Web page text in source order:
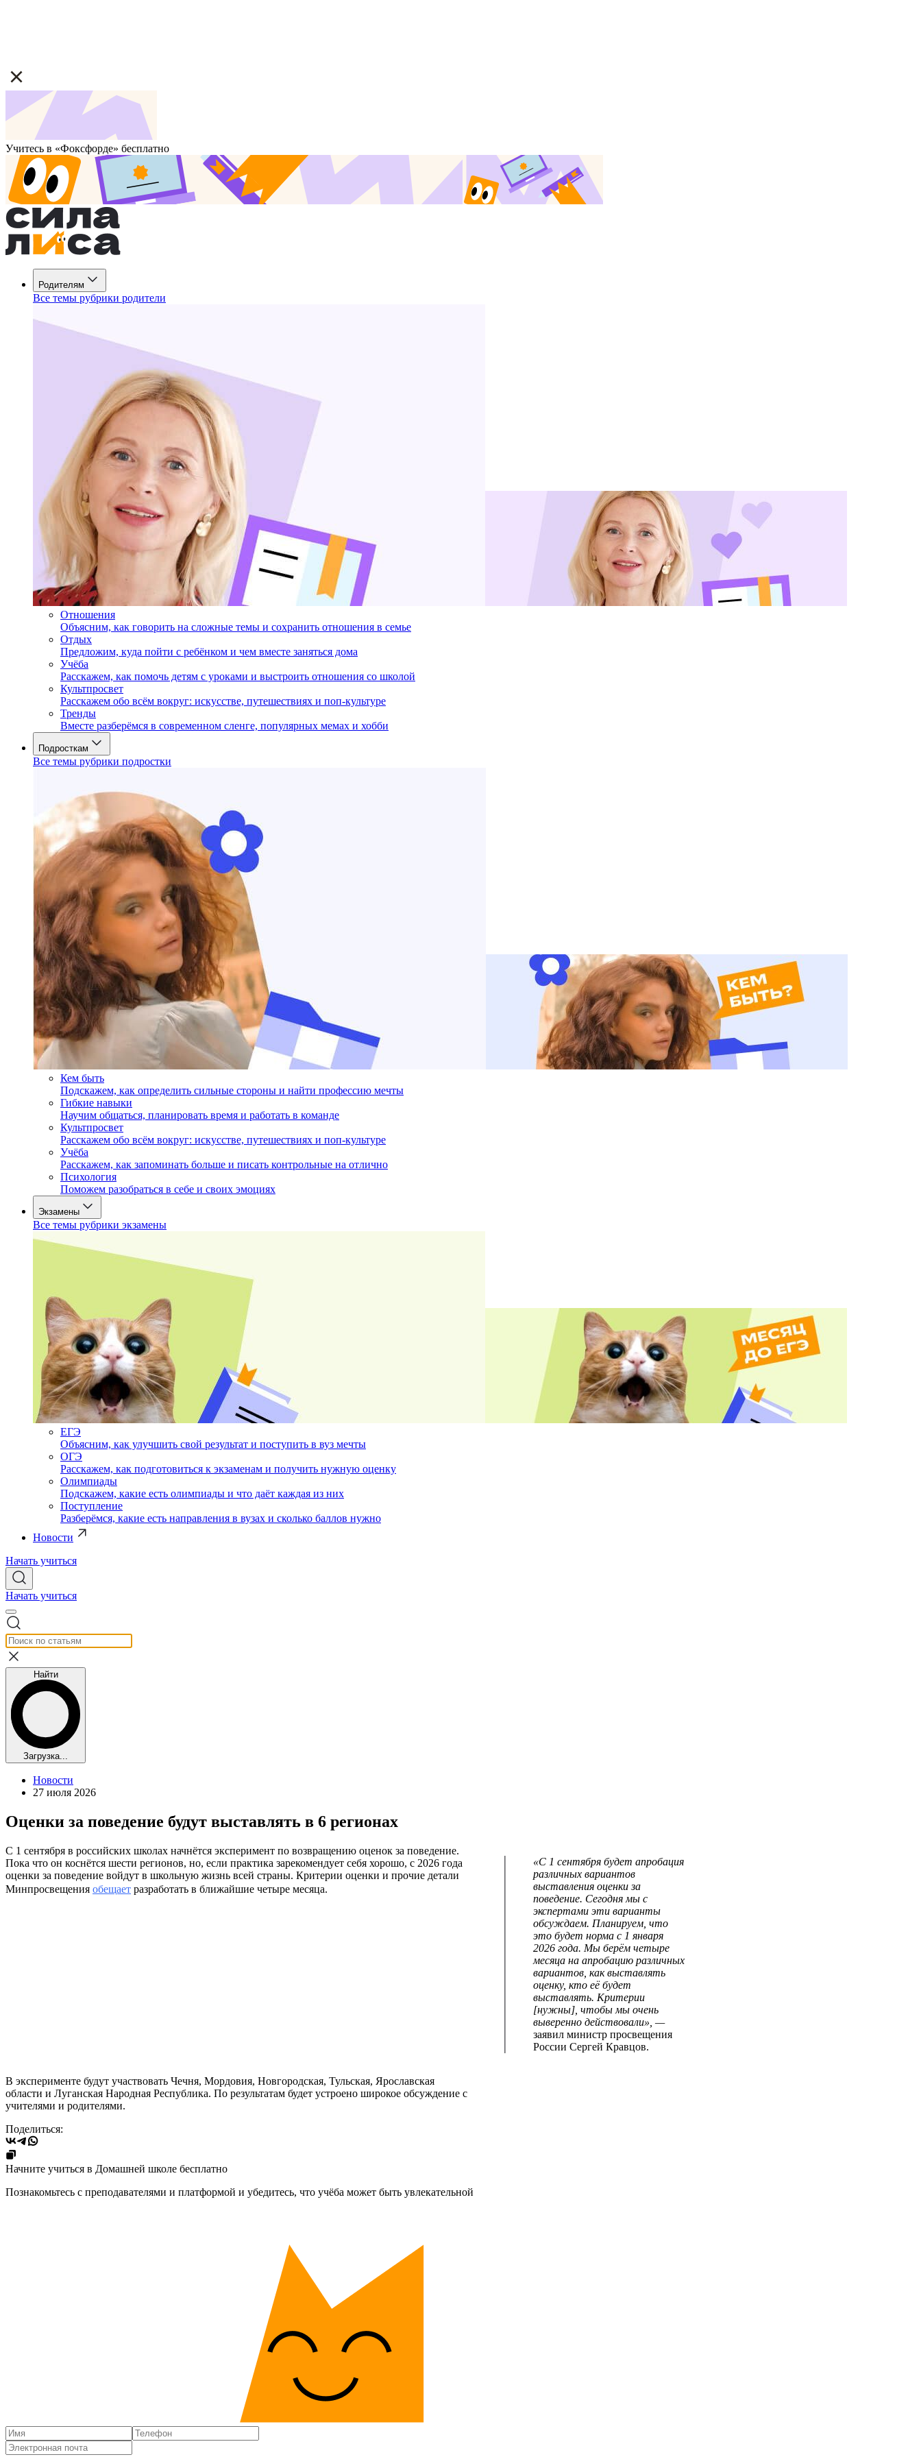
Учитесь в «Фоксфорде» бесплатно
Родителям
Все темы рубрики родители
Отношения
Объясним, как говорить на сложные темы и сохранить отношения в семье
Отдых
Предложим, куда пойти с ребёнком и чем вместе заняться дома
Учёба
Расскажем, как помочь детям с уроками и выстроить отношения со школой
Культпросвет
Расскажем обо всём вокруг: искусстве, путешествиях и поп-культуре
Тренды
Вместе разберёмся в современном сленге, популярных мемах и хобби
Подросткам
Все темы рубрики подростки
Кем быть
Подскажем, как определить сильные стороны и найти профессию мечты
Гибкие навыки
Научим общаться, планировать время и работать в команде
Культпросвет
Расскажем обо всём вокруг: искусстве, путешествиях и поп-культуре
Учёба
Расскажем, как запоминать больше и писать контрольные на отлично
Психология
Поможем разобраться в себе и своих эмоциях
Экзамены
Все темы рубрики экзамены
ЕГЭ
Объясним, как улучшить свой результат и поступить в вуз мечты
ОГЭ
Расскажем, как подготовиться к экзаменам и получить нужную оценку
Олимпиады
Подскажем, какие есть олимпиады и что даёт каждая из них
Поступление
Разберёмся, какие есть направления в вузах и сколько баллов нужно
Новости
Начать учиться
Начать учиться
Найти
Загрузка...
Новости
27 июля 2026
Оценки за поведение будут выставлять в 6 регионах
С 1 сентября в российских школах начнётся эксперимент по возвращению оценок за поведение.
Пока что он коснётся шести регионов, но, если практика зарекомендует себя хорошо, с 2026 года
оценки за поведение войдут в школьную жизнь всей страны. Критерии оценки и прочие детали
Минпросвещения обещает разработать в ближайшие четыре месяца.
«С 1 сентября будет апробация
различных вариантов
выставления оценки за
поведение. Сегодня мы с
экспертами эти варианты
обсуждаем. Планируем, что
это будет норма с 1 января
2026 года. Мы берём четыре
месяца на апробацию различных
вариантов, как выставлять
оценку, кто её будет
выставлять. Критерии
[нужны], чтобы мы очень
выверенно действовали», —
заявил министр просвещения
России Сергей Кравцов.
В эксперименте будут участвовать Чечня, Мордовия, Новгородская, Тульская, Ярославская
области и Луганская Народная Республика. По результатам будет устроено широкое обсуждение с
учителями и родителями.
Поделиться:
Начните учиться в Домашней школе бесплатно
Познакомьтесь с преподавателями и платформой и убедитесь, что учёба может быть увлекательной